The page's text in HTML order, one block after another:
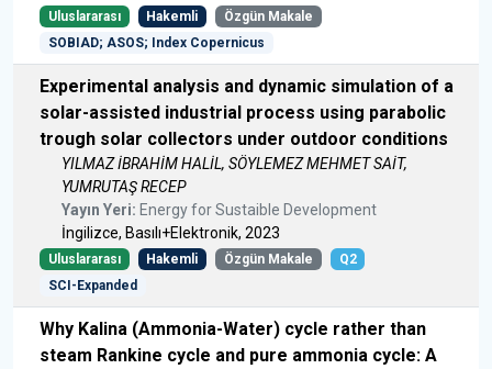
Uluslararası Hakemli
Özgün Makale
SOBIAD; ASOS; Index Copernicus
Experimental analysis and dynamic simulation of a
solar-assisted industrial process using parabolic
trough solar collectors under outdoor conditions
YILMAZ İBRAHİM HALİL, SÖYLEMEZ MEHMET SAİT,
YUMRUTAŞ RECEP
Yayın Yeri: Energy for Sustaible Development
İngilizce, Basılı+Elektronik, 2023
Uluslararası Hakemli Özgün Makale
Q2
SCI-Expanded
Why Kalina (Ammonia-Water) cycle rather than
steam Rankine cycle and pure ammonia cycle: A